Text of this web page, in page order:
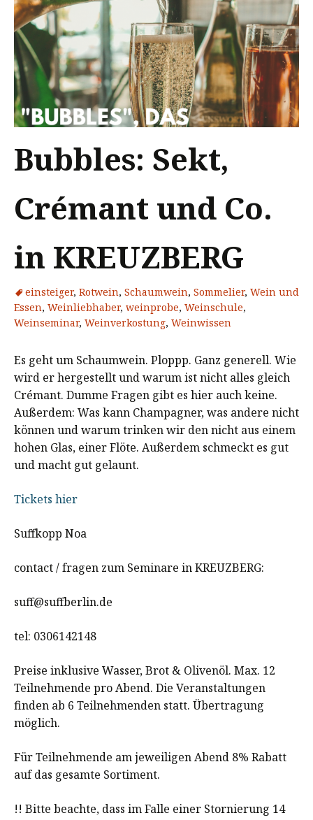
Bubbles: Sekt,
Crémant und Co.
in KREUZBERG
einsteiger, Rotwein, Schaumwein, Sommelier, Wein und
Essen, Weinliebhaber, weinprobe, Weinschule,
Weinseminar, Weinverkostung, Weinwissen
Es geht um Schaumwein. Ploppp. Ganz generell. Wie
wird er hergestellt und warum ist nicht alles gleich
Crémant. Dumme Fragen gibt es hier auch keine.
Außerdem: Was kann Champagner, was andere nicht
können und warum trinken wir den nicht aus einem
hohen Glas, einer Flöte. Außerdem schmeckt es gut
und macht gut gelaunt.
Tickets hier
Suffkopp Noa
contact / fragen zum Seminare in KREUZBERG:
suff@suffberlin.de
tel: 0306142148
Preise inklusive Wasser, Brot & Olivenöl. Max. 12
Teilnehmende pro Abend. Die Veranstaltungen
finden ab 6 Teilnehmenden statt. Übertragung
möglich.
Für Teilnehmende am jeweiligen Abend 8% Rabatt
auf das gesamte Sortiment.
!! Bitte beachte, dass im Falle einer Stornierung 14